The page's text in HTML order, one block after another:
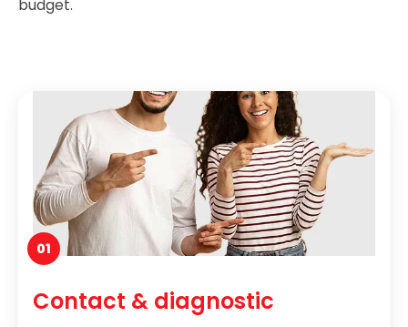
budget.
01
Contact & diagnostic